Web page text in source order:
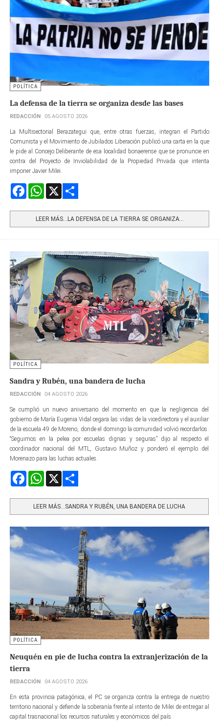
POLÍTICA
La defensa de la tierra se organiza desde las bases
REDACCIÓN 05 AGOSTO 2026
La Multisectorial Berazategui que, entre otras fuerzas, integran el Partido
Comunista y el Movimiento de Jubilados Liberación publicó una carta en la que
le pide al Concejo Deliberante de esa localidad bonaerense que se pronuncie en
contra del Proyecto de Inviolabilidad de la Propiedad Privada que intenta
imponer Javier Milei.
FacebookWhatsApp
LEER MÁS…LA DEFENSA DE LA TIERRA SE ORGANIZA...
POLÍTICA
Sandra y Rubén, una bandera de lucha
REDACCIÓN 04 AGOSTO 2026
Se cumplió un nuevo aniversario del momento en que la negligencia del
gobierno de María Eugenia Vidal cegara las vidas de la vicedirectora y el auxiliar
de la escuela 49 de Moreno, donde el domingo la comunidad volvió recordarlos.
“Seguimos en la pelea por escuelas dignas y seguras” dijo al respecto el
coordinador nacional del MTL, Gustavo Muñoz y ponderó el ejemplo del
Morenazo para las luchas actuales.
FacebookWhatsApp
LEER MÁS…SANDRA Y RUBÉN, UNA BANDERA DE LUCHA
POLÍTICA
Neuquén en pie de lucha contra la extranjerización de la
tierra
REDACCIÓN 04 AGOSTO 2026
En esta provincia patagónica, el PC se organiza contra la entrega de nuestro
territorio nacional y defiende la soberanía frente al intento de Milei de entregar al
capital trasnacional los recursos naturales y económicos del país.